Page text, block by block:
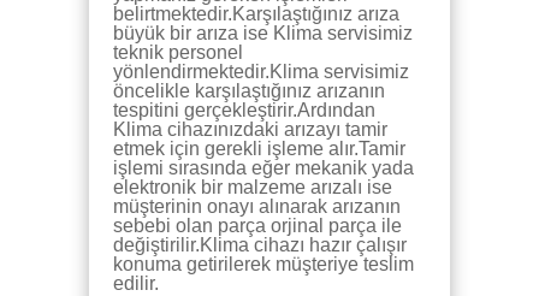
belirtmektedir.Karşılaştığınız arıza
büyük bir arıza ise Klima servisimiz
teknik personel
yönlendirmektedir.Klima servisimiz
öncelikle karşılaştığınız arızanın
tespitini gerçekleştirir.Ardından
Klima cihazınızdaki arızayı tamir
etmek için gerekli işleme alır.Tamir
işlemi sırasında eğer mekanik yada
elektronik bir malzeme arızalı ise
müşterinin onayı alınarak arızanın
sebebi olan parça orjinal parça ile
değiştirilir.Klima cihazı hazır çalışır
konuma getirilerek müşteriye teslim
edilir.